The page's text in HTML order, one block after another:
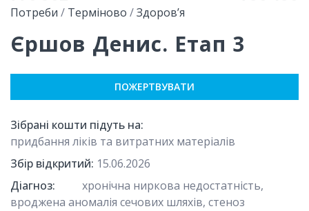
Потреби / Терміново /Здоровʼя
Єршов Денис. Етап 3
ПОЖЕРТВУВАТИ
Зібрані кошти підуть на:
придбання ліків та витратних матеріалів
Збір відкритий: 15.06.2026
Діагноз:
хронічна ниркова недостатність,
вроджена аномалія сечових шляхів, стеноз